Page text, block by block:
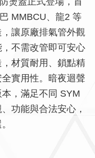
MMBCU、龍2 等
讓原廠排氣管外觀
不需改管即可安心
材質耐用、鎖點精
實用性。暗夜迴聲
，滿足不同 SYM
功能與合法安心，